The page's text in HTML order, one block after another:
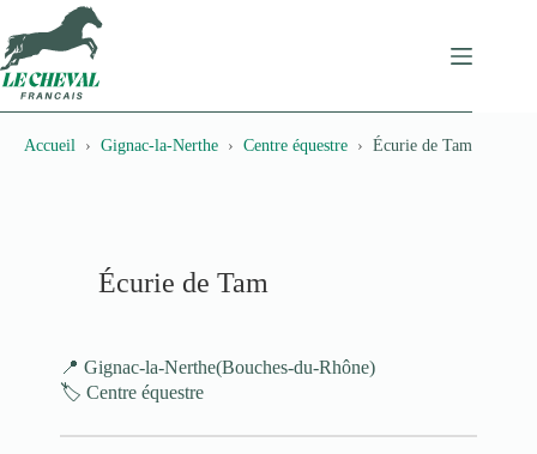
au
contenu
Accueil Gignac-la-Nerthe Centre équestre Écurie de Tam
Écurie de Tam
📍 Gignac-la-Nerthe(Bouches-du-Rhône)
🏷️ Centre équestre